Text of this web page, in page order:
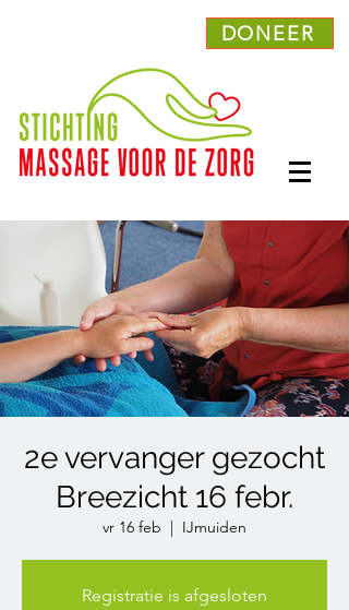
DONEER
2e vervanger gezocht
Breezicht 16 febr.
vr 16 feb
  |
IJmuiden
Registratie is afgesloten